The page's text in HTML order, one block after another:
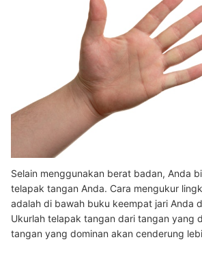
Selain menggunakan berat badan, Anda
telapak tangan Anda. Cara mengukur
adalah di bawah buku keempat jari Anda
Ukurlah telapak tangan dari tangan yang
tangan yang dominan akan cenderung